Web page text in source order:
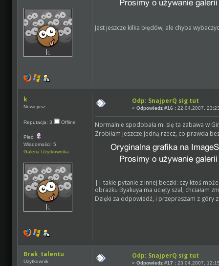
Jest jeszcze kilka błędów, ale chyba
k
Nowicjusz
Reputacja: 3 Offline
Płeć:
Wiadomości: 5
Galeria Użytkownika
Odp: SnajperQ sig tut
«Odpowiedz #16 : 22.04.2007,
Normalnie spodobała mi się ta zabawa w
Zrobiłam jeszcze jedną rzecz, co prawda
|| takie pytanie z innej beczki: czy ktoś
obrazku Byakuya ma ucięty szal, chciałam
Dzięki za odpowiedź, i przepraszam z góry
Brak_talentu
Użytkownik
Odp: SnajperQ sig tut
«Odpowiedz #17 : 23.04.2007,